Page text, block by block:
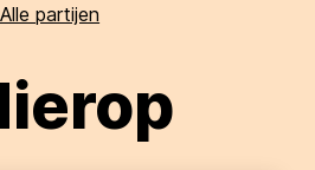
Alle partijen